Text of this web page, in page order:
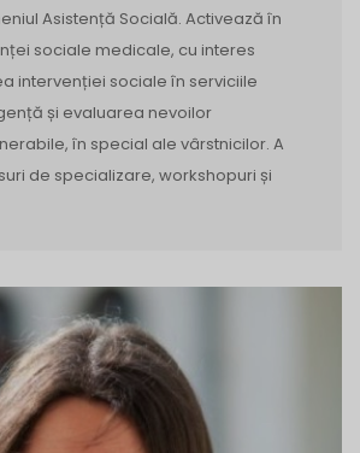
Asistență Socială. Activează în
sociale medicale, cu interes
intervenției sociale în serviciile
și evaluarea nevoilor
în special ale vârstnicilor. A
de specializare, workshopuri și